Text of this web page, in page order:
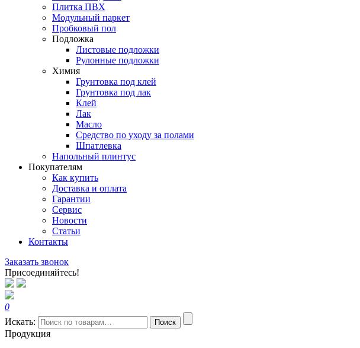
Плитка ПВХ
Модульный паркет
Пробковый пол
Подложка
Листовые подложки
Рулонные подложки
Химия
Грунтовка под клей
Грунтовка под лак
Клей
Лак
Масло
Средство по уходу за полами
Шпатлевка
Напольный плинтус
Покупателям
Как купить
Доставка и оплата
Гарантии
Сервис
Новости
Статьи
Контакты
Заказать звонок
Присоединяйтесь!
0
Искать:
Поиск
Продукция